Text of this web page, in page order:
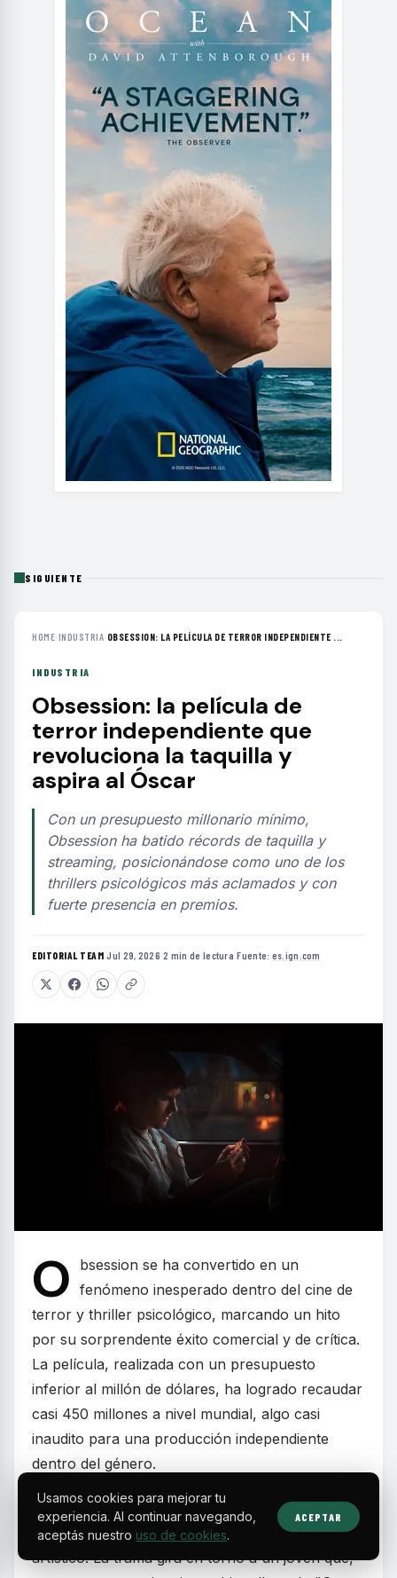
SIGUIENTE
HOME›INDUSTRIA› OBSESSION: LA PELÍCULA DE TERROR INDEPENDIENTE ...
INDUSTRIA
Obsession: la película de
terror independiente que
revoluciona la taquilla y
aspira al Óscar
Con un presupuesto millonario mínimo,
Obsession ha batido récords de taquilla y
streaming, posicionándose como uno de los
thrillers psicológicos más aclamados y con
fuerte presencia en premios.
EDITORIAL TEAM·Jul 29, 2026·2 min de lectura·Fuente: es.ign.com
O
bsession se ha convertido en un
fenómeno inesperado dentro del cine de
terror y thriller psicológico, marcando un hito
por su sorprendente éxito comercial y de crítica.
La película, realizada con un presupuesto
inferior al millón de dólares, ha logrado recaudar
casi 450 millones a nivel mundial, algo casi
inaudito para una producción independiente
dentro del género.
Este largometraje original destaca no solo por
sus cifras, sino también por su impacto cultural y
artístico. La trama gira en torno a un joven que,
Usamos cookies para mejorar tu
experiencia. Al continuar navegando,
aceptás nuestro uso de cookies.
ACEPTAR